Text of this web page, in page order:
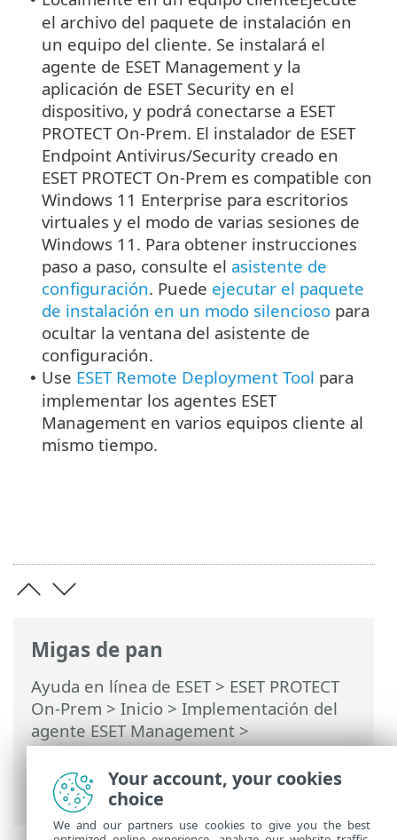
Migas de pan
Ayuda en línea de ESET> ESET PROTECT
On-Prem > Inicio > Implementación del
agente ESET Management>
Implementación local> Crear instalador
de agente y aplicación de seguridad ESET
- Windows
el archivo del paquete de instalación en
un equipo del cliente. Se instalará el
agente de ESET Management y la
aplicación de ESET Security en el
dispositivo, y podrá conectarse a ESET
PROTECT On-Prem. El instalador de ESET
Endpoint Antivirus/Security creado en
ESET PROTECT On-Prem es compatible con
Windows 11 Enterprise para escritorios
virtuales y el modo de varias sesiones de
Windows 11. Para obtener instrucciones
paso a paso, consulte el asistente de
configuración. Puede ejecutar el paquete
de instalación en un modo silencioso para
ocultar la ventana del asistente de
configuración.
• Use ESET Remote Deployment Tool para
implementar los agentes ESET
Management en varios equipos cliente al
mismo tiempo.
Your account, your cookies
choice
We and our partners use cookies to give you the best